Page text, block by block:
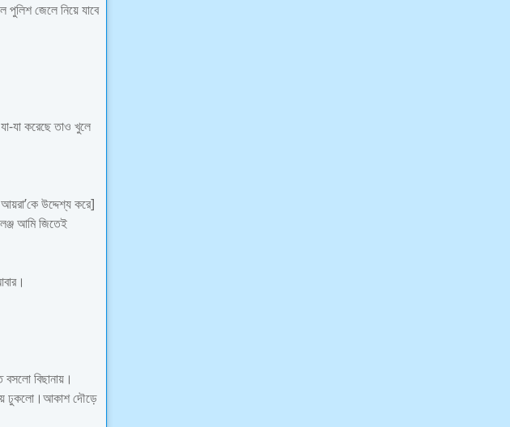
জেলে নিয়ে যাবে
যা করেছে তাও খুলে
উদ্দেশ্য করে]
আমি জিতেই
বসলো বিছানায়।
ঢুকলো।আকাশ দৌড়ে